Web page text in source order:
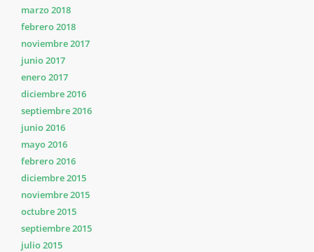
marzo 2018
febrero 2018
noviembre 2017
junio 2017
enero 2017
diciembre 2016
septiembre 2016
junio 2016
mayo 2016
febrero 2016
diciembre 2015
noviembre 2015
octubre 2015
septiembre 2015
julio 2015